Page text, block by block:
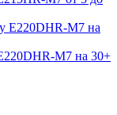
M7 на 30+